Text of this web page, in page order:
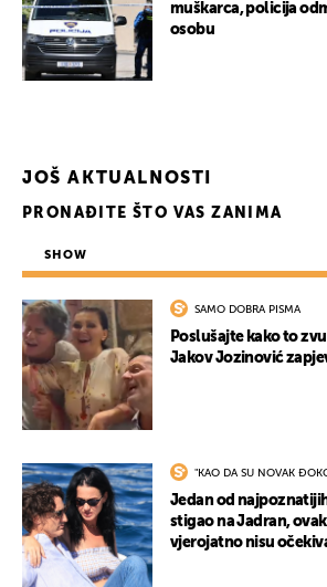
muškarca, policija
osobu
JOŠ AKTUALNOSTI
PRONAĐITE ŠTO VAS ZANIMA
SHOW
SAMO DOBRA PISMA
Poslušajte kako to
Jakov Jozinović
"KAO DA SU NOVAK
Jedan od
stigao na Jadran,
vjerojatno nisu
UKLJUČITE